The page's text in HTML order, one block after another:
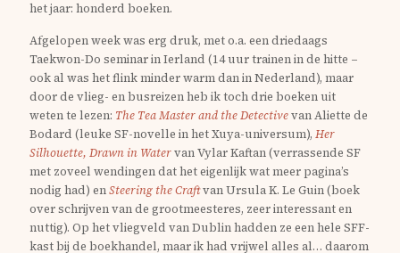
het jaar: honderd boeken.
Afgelopen week was erg druk, met o.a. een driedaags
Taekwon-Do seminar in Ierland (14 uur trainen in de hitte –
ook al was het flink minder warm dan in Nederland), maar
door de vlieg- en busreizen heb ik toch drie boeken uit
weten te lezen: The Tea Master and the Detectivevan Aliette de
Bodard (leuke SF-novelle in het Xuya-universum), Her
Silhouette, Drawn in Watervan Vylar Kaftan (verrassende SF
met zoveel wendingen dat het eigenlijk wat meer pagina’s
nodig had) enSteering the Craftvan Ursula K. Le Guin (boek
over schrijven van de grootmeesteres, zeer interessant en
nuttig). Op het vliegveld van Dublin hadden ze een hele SFF-
kast bij de boekhandel, maar ik had vrijwel alles al… daarom